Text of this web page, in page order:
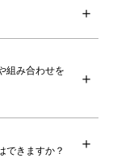
組み合わせを
できますか？